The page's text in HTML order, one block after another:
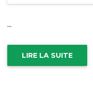
...
LIRE LA SUITE